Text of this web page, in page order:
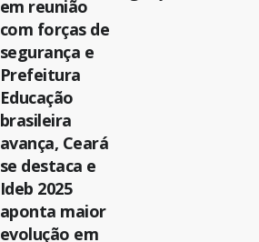
em reunião
com forças de
segurança e
Prefeitura
Educação
brasileira
avança, Ceará
se destaca e
Ideb 2025
aponta maior
evolução em